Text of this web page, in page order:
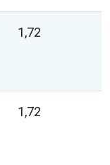
1,72
1,72